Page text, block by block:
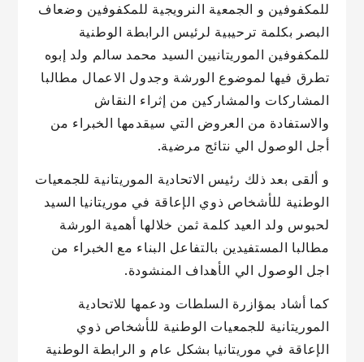
للمكفوفين و الجمعية النرويجية للمكفوفين وضعاف
البصر بكلمة ترحيبية لرئيس الرابطة الوطنية
للمكفوفين الموريتانيين السيد محمد سالم ولد إبوه
تطرق فيها لموضوع الورشة وجدول الاعمال مطالبا
المشاركات والمشاركين من إثراء النقاش
والاستفادة من العروض التي سيقدمها الخبراء من
أجل الوصول الي نتائج مرضية.
و ألقى بعد ذلك رئيس الاتحادية الموريتانية للجمعيات
الوطنية للأشخاص ذوي الإعاقة في موريتانيا السيد
لحبوس ولد العيد كلمة ثمن خلالها أهمية الورشة
مطالبا المستفيدين بالتفاعل البناء مع الخبراء من
اجل الوصول الي الأهداف المنشودة.
كما أشاد بمؤازرة السلطات ودعمها للاتحادية
الموريتانية للجمعيات الوطنية للأشخاص ذوي
الإعاقة في موريتانيا بشكل عام و الرابطة الوطنية